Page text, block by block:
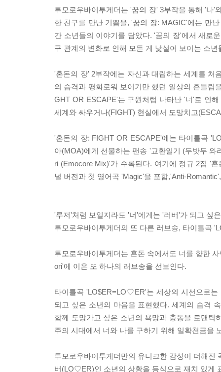
투모로우바이투게더는 '꿈의 장' 3부작을 통해 '나'
한 친구를 만난 기쁨을, '꿈의 장: MAGIC'에는 만
간 소년들의 이야기를 담았다. '꿈의 장'에서 새로
구 관계의 변화로 인해 모든 게 낯설어 보이는 소
'혼돈의 장' 2부작에는 자신과 대립하는 세계를 처
의 습격과 평화로워 보이기만 했던 일상의 흔들림
GHT OR ESCAPE'는 구원처럼 나타난 '너'로 인
세계와 싸우거나(FIGHT) 현실에서 도망치고
'혼돈의 장: FIGHT OR ESCAPE'에는 타이틀곡
아(MOA)에게 선물하는 팬송 '교환일기 (두밧두
ri (Emocore Mix)'가 수록된다. 여기에 정규 2집 '
널 버전과 첫 영어곡 'Magic'을 포함,'Anti-
'루저'처럼 보일지라도 '너'에게는 '러버'가 되고 싶
투모로우바이투게더의 또 다른 러브송, 타이틀곡
투모로우바이투게더는 혼돈 속에서도 너를 향한
ori'에 이은 또 하나의 러브송을 선보인다.
타이틀곡 'LO$ER=LO♡ER'는 세상의 시선으로
되고 싶은 소년의 마음을 표현했다. 세계의 습격
함께 도망가고 싶은 소년의 욕망과 충동을 로맨
주의 시대에서 너와 나를 구하기 위해 일확천금을
투모로우바이투게더만의 유니크한 감성이 더해
버(LO♡ER)인 소년의 상황을 등식으로 재치 있게